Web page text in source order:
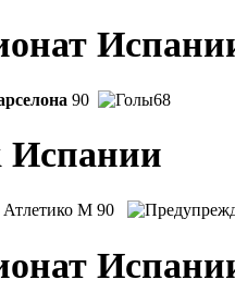
90 68
Испании
Атлетико М 90